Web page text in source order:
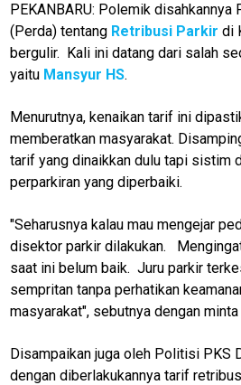
PEKANBARU: Polemik disahkannya
(Perda) tentang Retribusi Parkir di
bergulir. Kali ini datang dari salah
yaitu Mansyur HS.
Menurutnya, kenaikan tarif ini
memberatkan masyarakat.
tarif yang dinaikkan dulu tapi sistim
perparkiran yang diperbaiki.
"Seharusnya kalau mau mengejar
disektor parkir dilakukan.
saat ini belum baik. Juru parkir
sempritan tanpa perhatikan
masyarakat", sebutnya dengan
Disampaikan juga oleh Politisi PKS
dengan diberlakukannya tarif